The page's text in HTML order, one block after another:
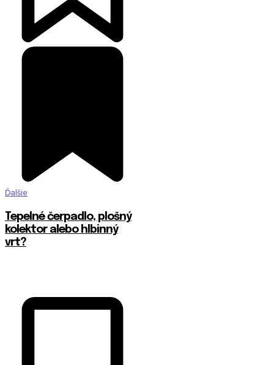
Ďalšie
Tepelné čerpadlo, plošný
kolektor alebo hlbinný
vrt?